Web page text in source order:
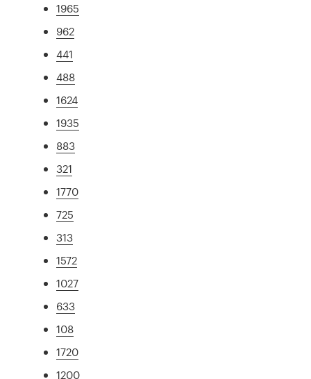
1965
962
441
488
1624
1935
883
321
1770
725
313
1572
1027
633
108
1720
1200